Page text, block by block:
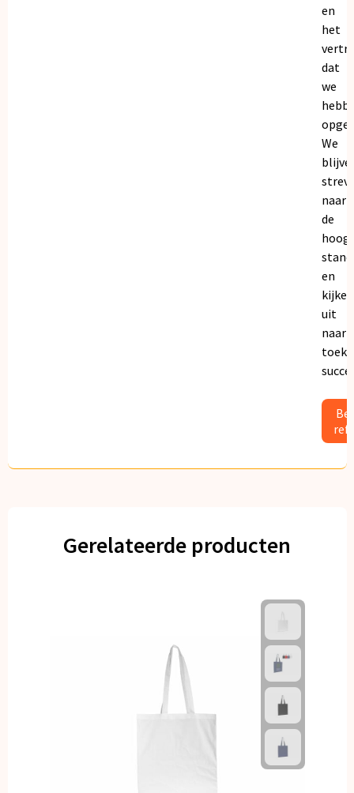
en
het
dat
we
We
naar
de
en
kijken
uit
naar
Gerelateerde producten